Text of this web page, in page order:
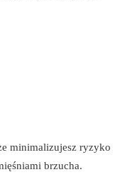
minimalizujesz ryzyko
brzucha.